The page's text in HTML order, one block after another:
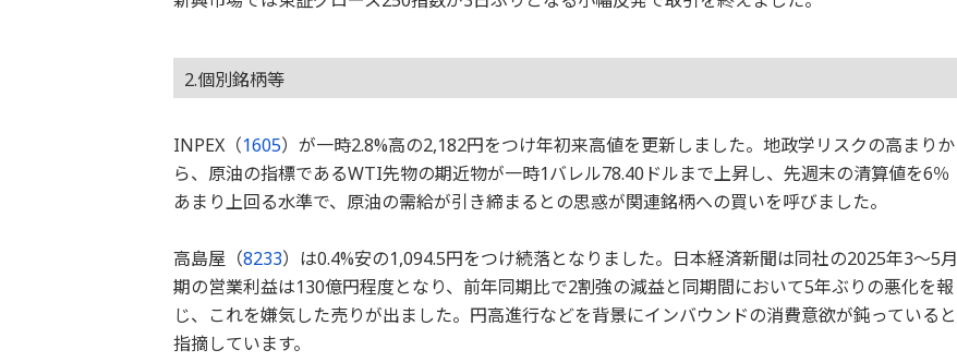
2.個別銘柄等
INPEX（1605）が一時2.8%高の2,182円をつけ年初来高値を更新しました。地政学リスクの高まりか
ら、原油の指標であるWTI先物の期近物が一時1バレル78.40ドルまで上昇し、先週末の清算値を6％
あまり上回る水準で、原油の需給が引き締まるとの思惑が関連銘柄への買いを呼びました。
高島屋（8233）は0.4%安の1,094.5円をつけ続落となりました。日本経済新聞は同社の2025年3～5月
期の営業利益は130億円程度となり、前年同期比で2割強の減益と同期間において5年ぶりの悪化を報
じ、これを嫌気した売りが出ました。円高進行などを背景にインバウンドの消費意欲が鈍っていると
指摘しています。